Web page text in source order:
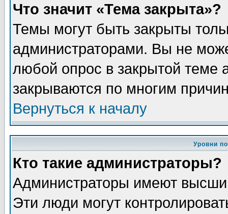
Что значит «Тема закрыта»?
Темы могут быть закрыты
администраторами. Вы не
любой опрос в закрытой теме
закрываются по многим
Вернуться к началу
Уровни
Кто такие администраторы?
Администраторы имеют
Эти люди могут